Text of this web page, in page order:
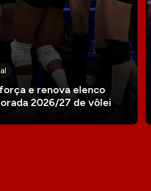
e renova elenco
2026/27 de vôlei